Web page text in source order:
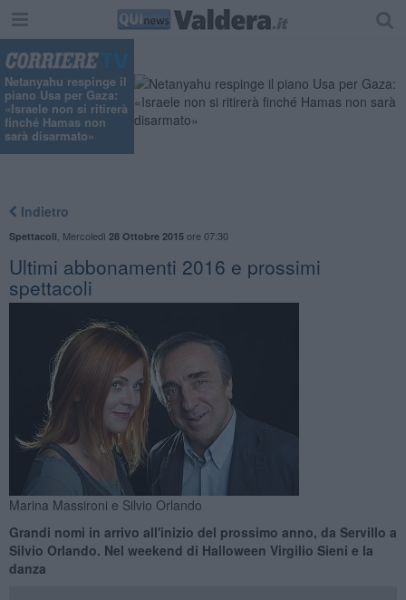
Netanyahu respinge il
piano Usa per Gaza:
«Israele non si ritirerà
finché Hamas non
sarà disarmato»
Indietro
Spettacoli Mercoledì 28 Ottobre 2015ore 07:30
Ultimi abbonamenti 2016 e prossimi
spettacoli
Marina Massironi e Silvio Orlando
Grandi nomi in arrivo all'inizio del prossimo anno, da Servillo a
Silvio Orlando. Nel weekend di Halloween Virgilio Sieni e la
danza